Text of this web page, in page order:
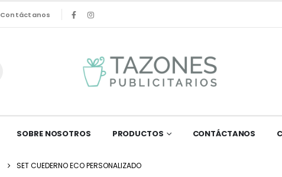
Contáctanos
SOBRE NOSOTROS PRODUCTOS CONTÁCTANOS
SET CUEDERNO ECO PERSONALIZADO